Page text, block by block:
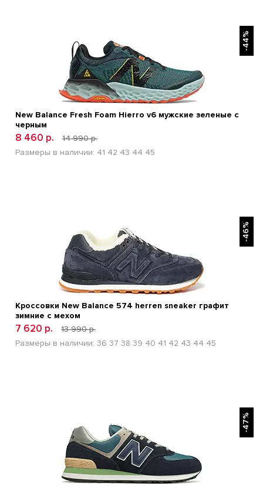
-44%
New Balance Fresh Foam Hierro v6 мужские зеленые с
черным
8 460 р.
14 990 р.
Размеры в наличии: 41 42 43 44 45
-46%
Кроссовки New Balance 574 herren sneaker графит
зимние с мехом
7 620 р.
13 990 р.
Размеры в наличии: 36 37 38 39 40 41 42 43 44 45
-47%